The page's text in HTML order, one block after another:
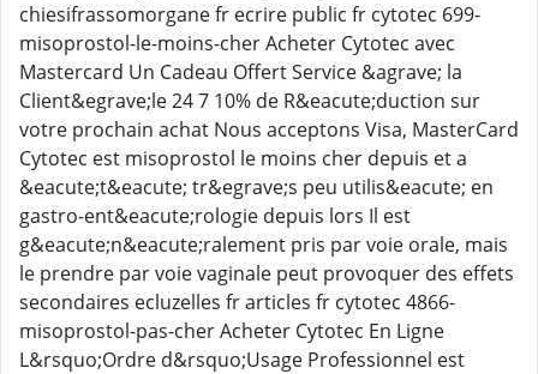
chiesifrassomorgane fr ecrire public fr cytotec 699-
misoprostol-le-moins-cher Acheter Cytotec avec
Mastercard Un Cadeau Offert Service &agrave; la
Client&egrave;le 24 7 10% de R&eacute;duction sur
votre prochain achat Nous acceptons Visa, MasterCard
Cytotec est misoprostol le moins cher depuis et a
&eacute;t&eacute; tr&egrave;s peu utilis&eacute; en
gastro-ent&eacute;rologie depuis lors Il est
g&eacute;n&eacute;ralement pris par voie orale, mais
le prendre par voie vaginale peut provoquer des effets
secondaires ecluzelles fr articles fr cytotec 4866-
misoprostol-pas-cher Acheter Cytotec En Ligne
L&rsquo;Ordre d&rsquo;Usage Professionnel est